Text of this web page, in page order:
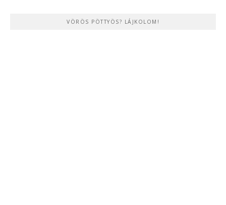
VÖRÖS PÖTTYÖS? LÁJKOLOM!